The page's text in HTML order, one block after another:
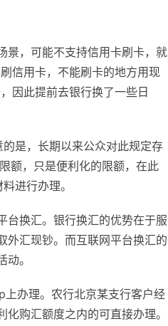
景，可能不支持信用卡刷卡，就
信用卡，不能刷卡的地方用现
因此提前去银行换了一些日
是，长期以来公众对此规定存
额，只是便利化的限额，在此
进行办理。
台换汇。银行换汇的优势在于服
外汇现钞。而互联网平台换汇的
。
办理。农行北京某支行客户经
购汇额度之内的可直接办理。